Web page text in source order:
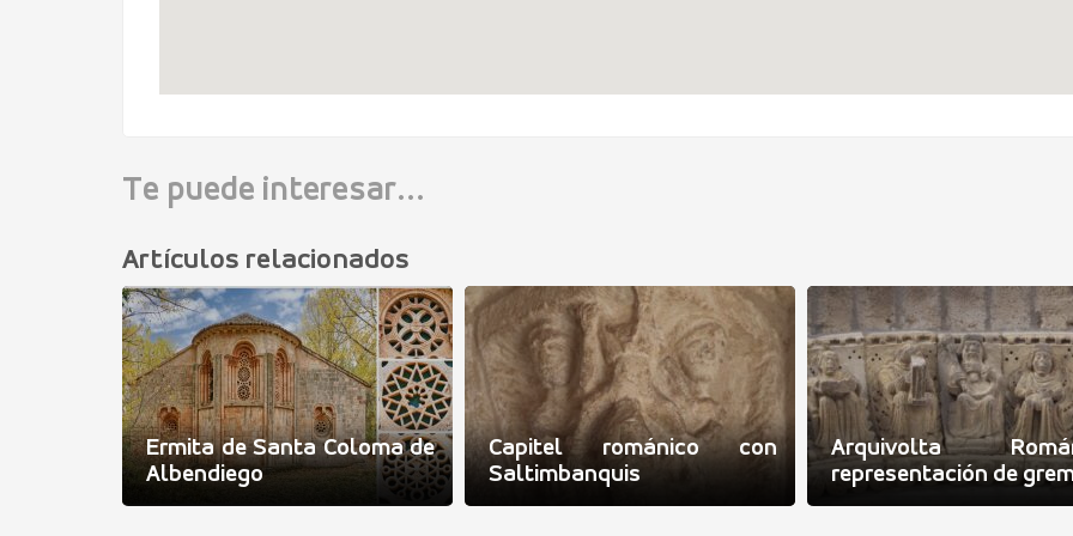
Te puede interesar...
Artículos relacionados
Ermita de Santa Coloma de
Albendiego
Capitel románico con
Saltimbanquis
Arquivolta
representación de